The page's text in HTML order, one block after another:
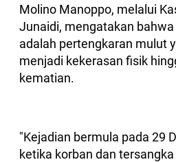
Molino Manoppo, melalui
Junaidi, mengatakan
adalah pertengkaran mulut
menjadi kekerasan fisik
kematian.
"Kejadian bermula pada 29
ketika korban dan